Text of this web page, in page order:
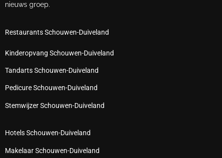
nieuws groep.
Restaurants Schouwen-Duiveland
Kinderopvang Schouwen-Duiveland
Tandarts Schouwen-Duiveland
Pedicure Schouwen-Duiveland
Stemwijzer Schouwen-Duiveland
Hotels Schouwen-Duiveland
Makelaar Schouwen-Duiveland